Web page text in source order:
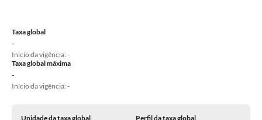
Taxa global
-
Inicio da vigência: -
Taxa global máxima
-
Início da vigência: -
Unidade da taxa global Perfil da taxa global